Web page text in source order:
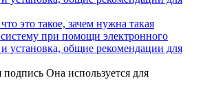
это такое, зачем нужна такая
при помощи электронного
установка, общие рекомендации для
подпись Она используется для